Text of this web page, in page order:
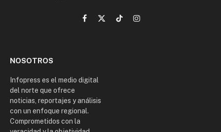
Facebook
X
TikTokInstagram
NOSOTROS
Infopress es el medio digital
del norte que ofrece
noticias, reportajes y análisis
con un enfoque regional.
Comprometidos con la